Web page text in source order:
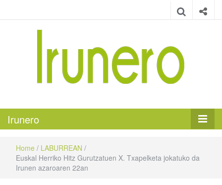
Irunero
Home / LABURREAN /
Euskal Herriko Hitz Gurutzatuen X. Txapelketa jokatuko da
Irunen azaroaren 22an